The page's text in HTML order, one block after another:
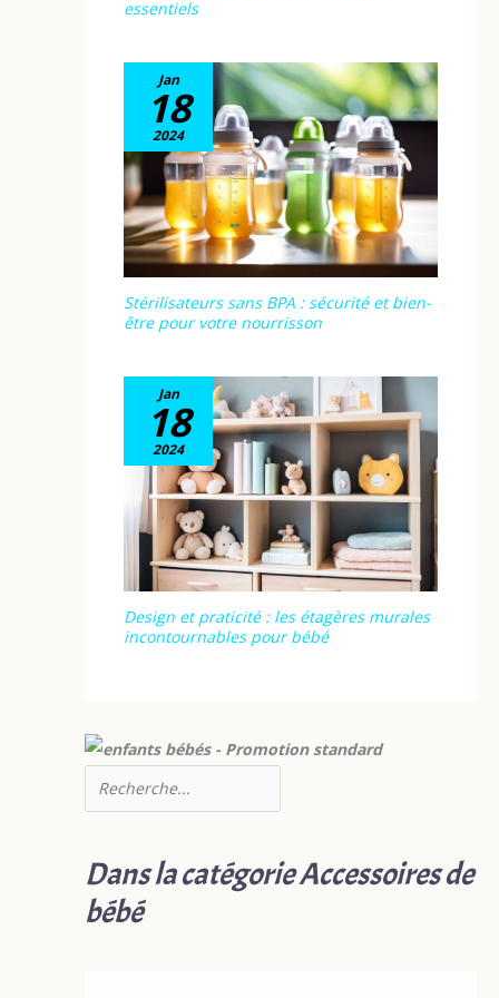
essentiels
Jan
18
2024
Stérilisateurs sans BPA : sécurité et bien-
être pour votre nourrisson
Jan
18
2024
Design et praticité : les étagères murales
incontournables pour bébé
Dans la catégorie Accessoires de
bébé